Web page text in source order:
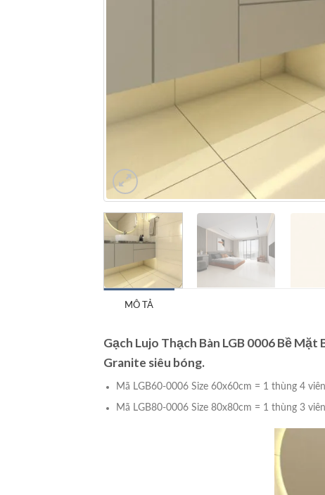
MÔ TẢ
Gạch Lujo Thạch Bàn LGB 0006 Bề
Granite siêu bóng.
Mã LGB60-0006 Size 60x60cm = 1 thùng 4
Mã LGB80-0006 Size 80x80cm = 1 thùng 3